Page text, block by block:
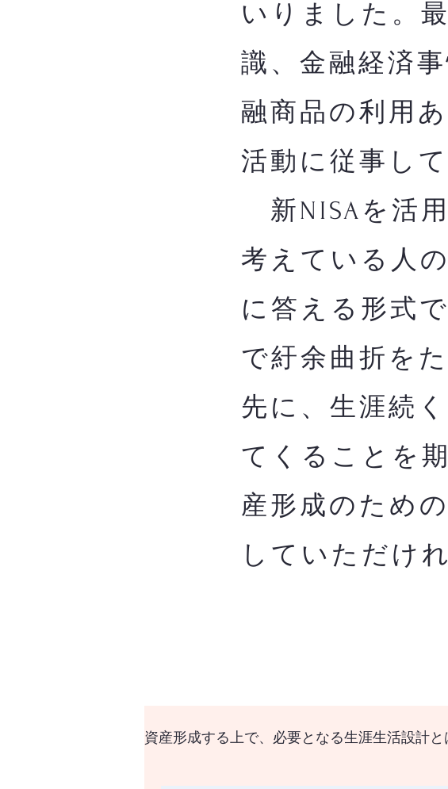
いりました。
識、金融経済
融商品の利用
活動に従事し
新NISAを活
考えている人
に答える形式
で紆余曲折を
先に、生涯続
てくることを
産形成のため
していただけ
資産形成する上で、必要となる生涯生活設計と